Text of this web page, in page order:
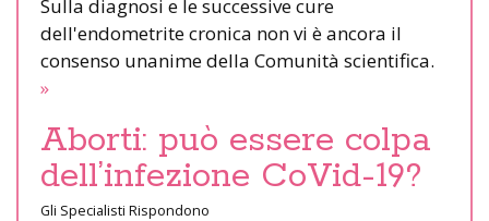
Sulla diagnosi e le successive cure
dell'endometrite cronica non vi è ancora il
consenso unanime della Comunità scientifica.
»
Aborti: può essere colpa
dell’infezione CoVid-19?
Gli Specialisti Rispondono